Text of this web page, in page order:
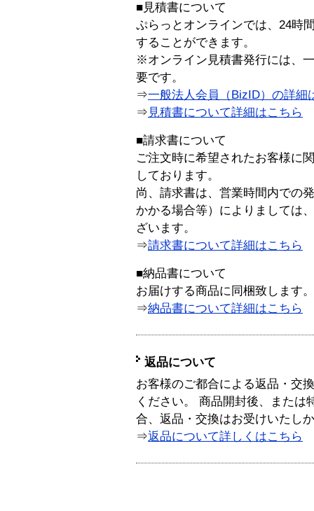
■見積書について
ぷらっとオンラインでは、24時
することができます。
※オンライン見積書発行には、
要です。
⇒一般法人会員（BizID）の詳細
⇒ 見積書について詳細はこちら
■請求書について
ご注文時に希望されたお客様に
しております。
尚、請求書は、営業時間内での
かかる場合等）によりましては
ざいます。
⇒請求書について詳細はこちら
■納品書について
お届けする商品に同梱致します。
⇒納品書について詳細はこちら
返品について
お客様のご都合による返品・交
ください。 商品開封後、または
合、返品・交換はお受けいたし
⇒返品について詳しくはこちら